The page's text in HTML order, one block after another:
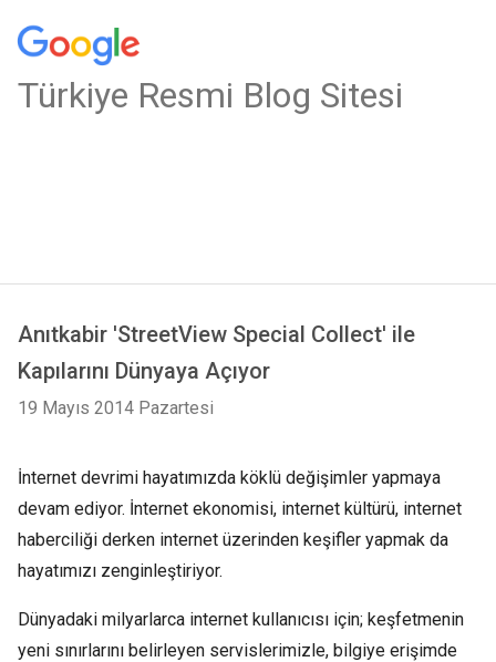
Türkiye Resmi Blog Sitesi
Anıtkabir 'StreetView Special Collect' ile
Kapılarını Dünyaya Açıyor
19 Mayıs 2014 Pazartesi
İnternet devrimi hayatımızda köklü değişimler yapmaya
devam ediyor. İnternet ekonomisi, internet kültürü, internet
haberciliği derken internet üzerinden keşifler yapmak da
hayatımızı zenginleştiriyor.
Dünyadaki milyarlarca internet kullanıcısı için; keşfetmenin
yeni sınırlarını belirleyen servislerimizle, bilgiye erişimde